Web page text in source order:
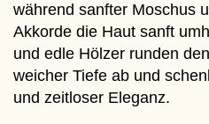
während sanfter Moschus
Akkorde die Haut sanft
und edle Hölzer runden
weicher Tiefe ab und
und zeitloser Eleganz.